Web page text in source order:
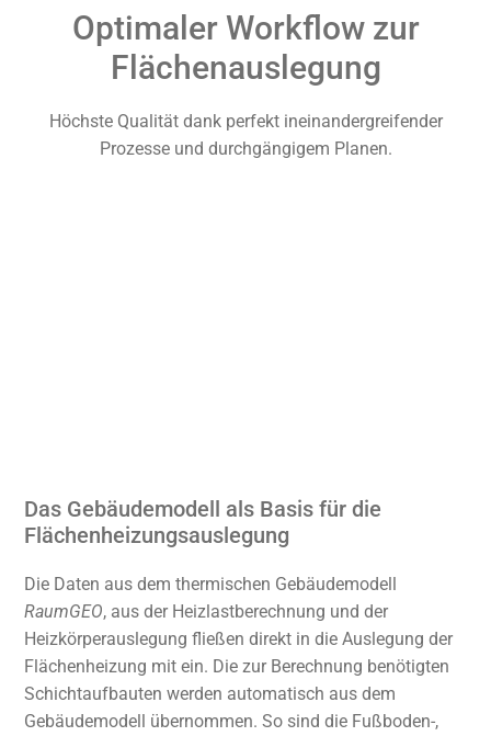
Optimaler Workflow zur
Flächenauslegung
Höchste Qualität dank perfekt ineinandergreifender
Prozesse und durchgängigem Planen.
Das Gebäudemodell als Basis für die
Flächenheizungsauslegung
Die Daten aus dem thermischen Gebäudemodell
RaumGEO, aus der Heizlastberechnung und der
Heizkörperauslegung fließen direkt in die Auslegung der
Flächenheizung mit ein. Die zur Berechnung benötigten
Schichtaufbauten werden automatisch aus dem
Gebäudemodell übernommen. So sind die Fußboden-,